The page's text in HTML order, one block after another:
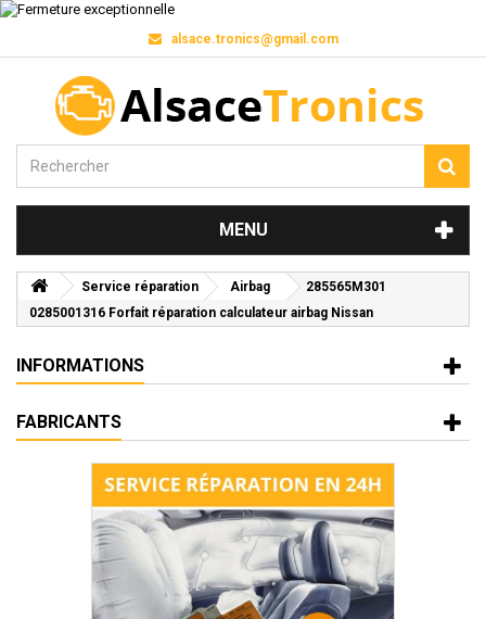
alsace.tronics@gmail.com
MENU
Service réparation Airbag
285565M301
0285001316 Forfait réparation calculateur airbag Nissan
INFORMATIONS
FABRICANTS